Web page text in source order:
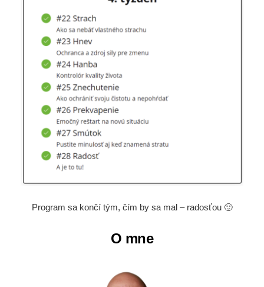
Program sa končí tým, čím by sa mal – radosťou 🙂
O mne